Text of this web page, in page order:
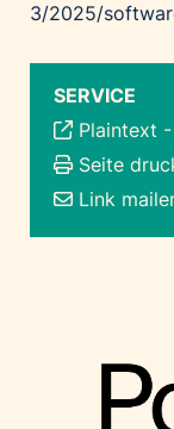
3/2025/
SERVICE
Plaintext -
Seite
Link